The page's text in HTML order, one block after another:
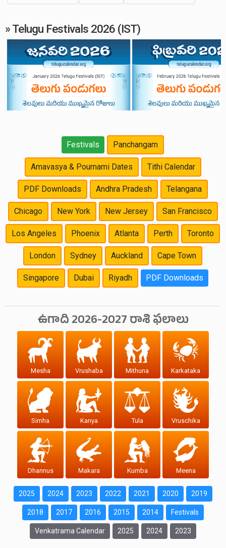
» Telugu Festivals 2026 (IST)
Festivals Panchangam
Amavasya & Pournami Dates Tithi Calendar
PDF Downloads Andhra Pradesh Telangana
Chicago New York New Jersey San Francisco
Los Angeles Phoenix Atlanta Perth Toronto
London Sydney Auckland Cape Town
Singapore Dubai Riyadh PDF Downloads
ఉగాది 2026-2027 రాశి ఫలాలు
Mesha Vrushaba Mithuna Karkataka
Simha Kanya Tula Vruschika
Dhannus Makara Kumba Meena
2025 2024 2023 2022 2021 2020 2019
2018 2017 2016 2015 2014 Festivals
Venkatrama Calendar 2025 2024 2023